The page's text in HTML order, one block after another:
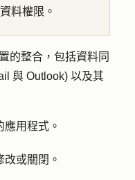
料權限。
的整合，包括資料同
與 Outlook) 以及其
用程式。
或關閉。